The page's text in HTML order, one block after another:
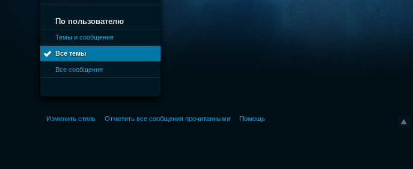
По пользователю
Темы и сообщения
Все темы
Все сообщения
Изменить стиль Отметить все сообщения прочитанными Помощь